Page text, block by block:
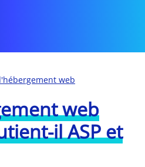
web
web
il ASP et